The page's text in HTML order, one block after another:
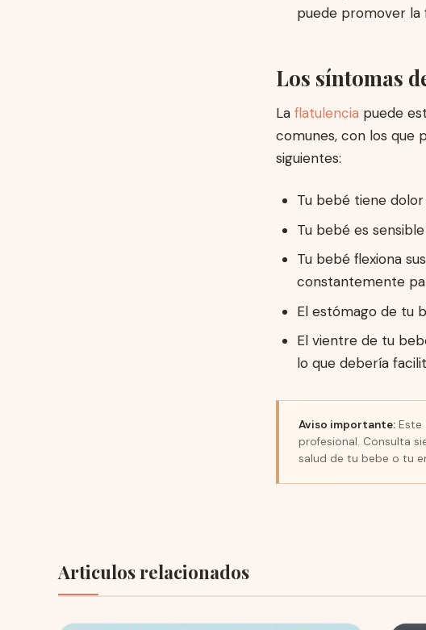
puede promover la
Los síntomas
La flatulencia puede
comunes, con los que
siguientes:
Tu bebé tiene
Tu bebé es
Tu bebé flexiona
constantemente
El estómago de tu
El vientre de tu
lo que debería
Aviso importante: Este
profesional. Consulta
salud de tu bebe o tu
Articulos relacionados